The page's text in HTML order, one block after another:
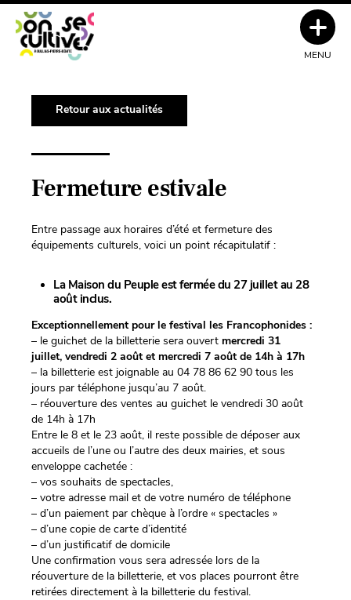
Retour aux actualités
Fermeture estivale
Entre passage aux horaires d’été et fermeture des
équipements culturels, voici un point récapitulatif :
La Maison du Peuple est fermée du 27 juillet au 28
août inclus.
Exceptionnellement pour le festival les Francophonides :
– le guichet de la billetterie sera ouvert mercredi 31
juillet, vendredi 2 août et mercredi 7 août de 14h à 17h
– la billetterie est joignable au 04 78 86 62 90 tous les
jours par téléphone jusqu’au 7 août.
– réouverture des ventes au guichet le vendredi 30 août
de 14h à 17h
Entre le 8 et le 23 août, il reste possible de déposer aux
accueils de l’une ou l’autre des deux mairies, et sous
enveloppe cachetée :
– vos souhaits de spectacles,
– votre adresse mail et de votre numéro de téléphone
– d’un paiement par chèque à l’ordre « spectacles »
– d’une copie de carte d’identité
– d’un justificatif de domicile
Une confirmation vous sera adressée lors de la
réouverture de la billetterie, et vos places pourront être
retirées directement à la billetterie du festival.
MENU